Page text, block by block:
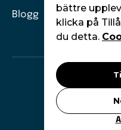
Blogg
Moneywise.
bättre
klicka på
du detta.